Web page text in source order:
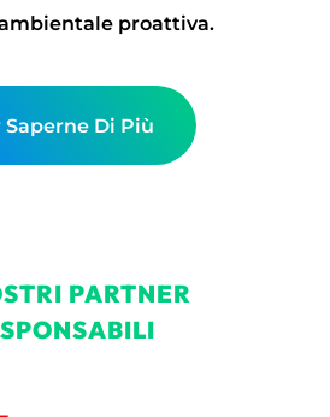
proattiva.
Saperne Di Più
PARTNER